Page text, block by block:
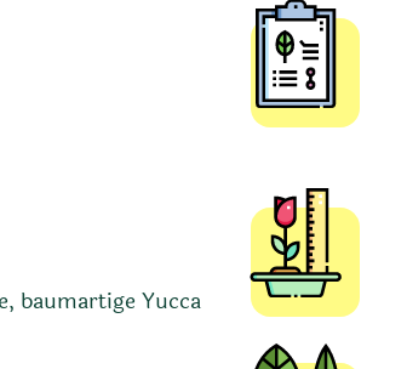
baumartige Yucca